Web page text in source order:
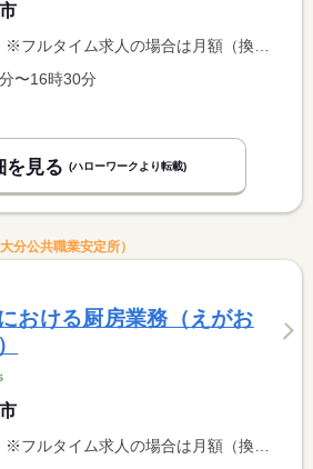
場合は月額（換算額）、パート求人の場合は時間額を表示しています。
〜16時30分
を見る (ハローワークより転載)
分公共職業安定所）
おける厨房業務（えがお
場合は月額（換算額）、パート求人の場合は時間額を表示しています。